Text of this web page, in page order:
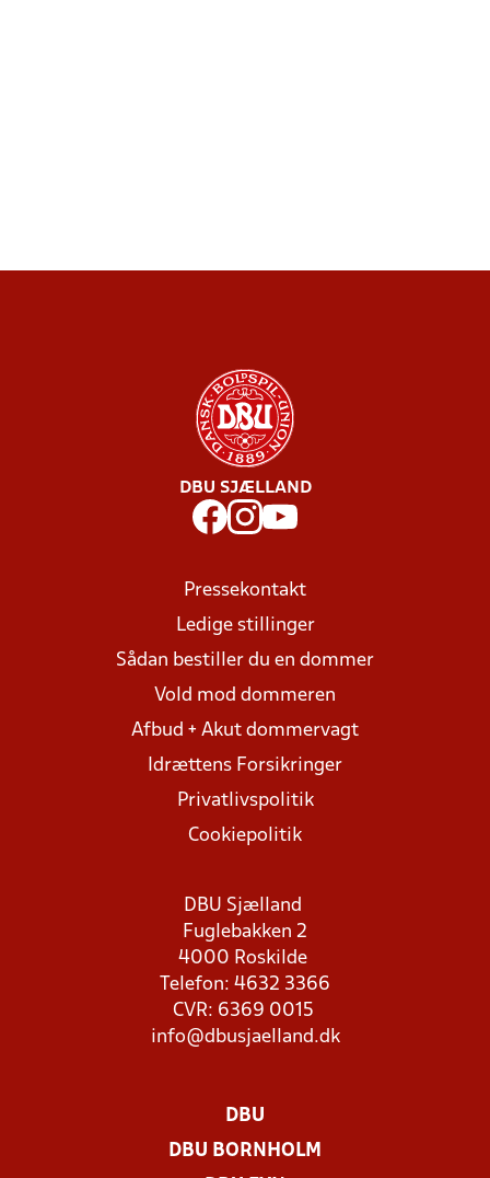
DBU SJÆLLAND
Pressekontakt
Ledige stillinger
Sådan bestiller du en dommer
Vold mod dommeren
Afbud + Akut dommervagt
Idrættens Forsikringer
Privatlivspolitik
Cookiepolitik
DBU Sjælland
Fuglebakken 2
4000 Roskilde
Telefon: 4632 3366
CVR: 6369 0015
info@dbusjaelland.dk
DBU
DBU BORNHOLM